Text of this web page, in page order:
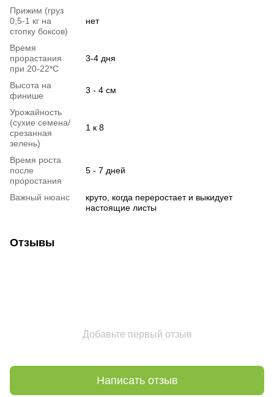
Прижим (груз
0,5-1 кг на
стопку боксов)
нет
Время
прорастания
при 20-22*C
3-4 дня
Высота на
финише
3 - 4 см
Урожайность
(сухие семена/
срезанная
зелень)
1 к 8
Время роста
после
проростания
5 - 7 дней
Важный нюанс
круто, когда переростает и выкидует
настоящие листы
Отзывы
Добавьте первый отзыв
Написать отзыв